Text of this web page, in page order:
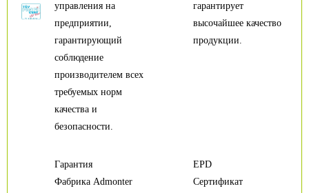
управления на
предприятии,
гарантирующий
соблюдение
производителем всех
требуемых норм
качества и
безопасности.
гарантирует
высочайшее качество
продукции.
EPD
Сертификат
Гарантия
Фабрика Admonter